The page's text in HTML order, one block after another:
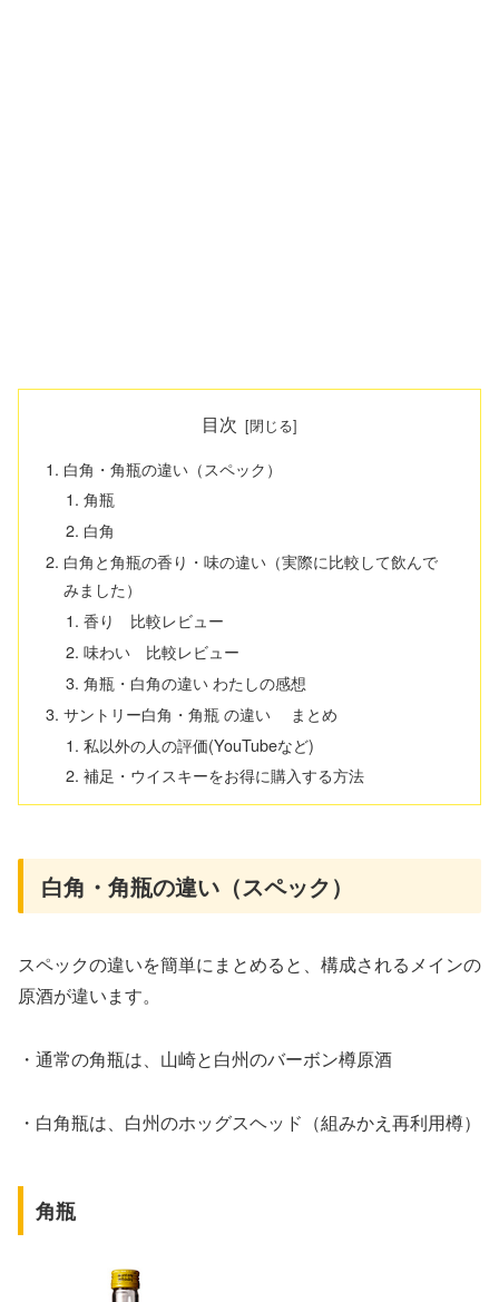
目次
白角・角瓶の違い（スペック）
角瓶
白角
白角と角瓶の香り・味の違い（実際に比較して飲んで
みました）
香り 比較レビュー
味わい 比較レビュー
角瓶・白角の違い わたしの感想
サントリー白角・角瓶 の違い まとめ
私以外の人の評価(YouTubeなど)
補足・ウイスキーをお得に購入する方法
白角・角瓶の違い（スペック）
スペックの違いを簡単にまとめると、構成されるメインの
原酒が違います。
・通常の角瓶は、山崎と白州のバーボン樽原酒
・白角瓶は、白州のホッグスヘッド（組みかえ再利用樽）
角瓶